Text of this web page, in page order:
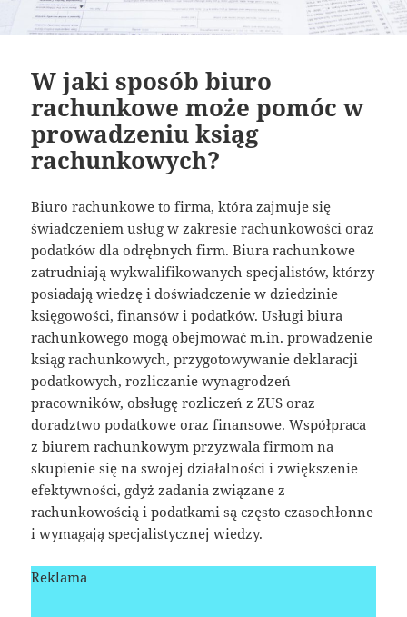
W jaki sposób biuro
rachunkowe może pomóc w
prowadzeniu ksiąg
rachunkowych?
Biuro rachunkowe to firma, która zajmuje się
świadczeniem usług w zakresie rachunkowości oraz
podatków dla odrębnych firm. Biura rachunkowe
zatrudniają wykwalifikowanych specjalistów, którzy
posiadają wiedzę i doświadczenie w dziedzinie
księgowości, finansów i podatków. Usługi biura
rachunkowego mogą obejmować m.in. prowadzenie
ksiąg rachunkowych, przygotowywanie deklaracji
podatkowych, rozliczanie wynagrodzeń
pracowników, obsługę rozliczeń z ZUS oraz
doradztwo podatkowe oraz finansowe. Współpraca
z biurem rachunkowym przyzwala firmom na
skupienie się na swojej działalności i zwiększenie
efektywności, gdyż zadania związane z
rachunkowością i podatkami są często czasochłonne
i wymagają specjalistycznej wiedzy.
Reklama